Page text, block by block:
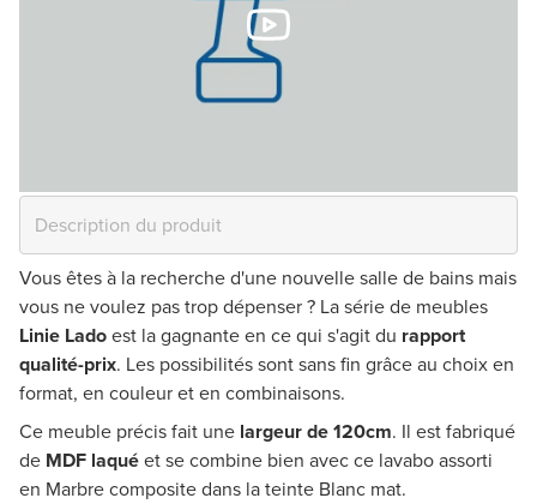
Vous êtes à la recherche d'une nouvelle salle de bains mais
vous ne voulez pas trop dépenser ? La série de meubles
Linie Ladoest la gagnante en ce qui s'agit du rapport
qualité-prix. Les possibilités sont sans fin grâce au choix en
format, en couleur et en combinaisons.
Ce meuble précis fait une largeur de 120cm. Il est fabriqué
de MDF laquéet se combine bien avec ce lavabo assorti
en Marbre composite dans la teinte Blanc mat.